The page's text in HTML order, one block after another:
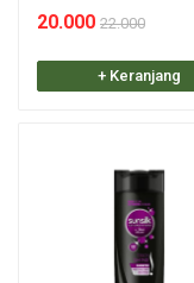
20.000 22.000
+ Keranjang